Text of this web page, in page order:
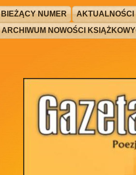
BIEŻĄCY NUMER AKTUALNOŚCI
ARCHIWUM NOWOŚCI